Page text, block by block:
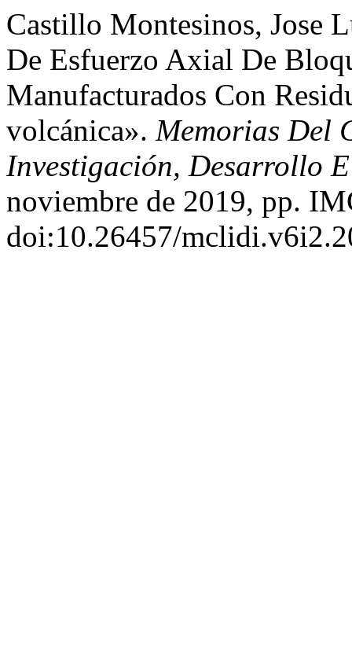
Castillo Montesinos, Jose
De Esfuerzo Axial De
Manufacturados Con
volcánica». Memorias Del
Investigación, Desarrollo
noviembre de 2019, pp.
doi:10.26457/